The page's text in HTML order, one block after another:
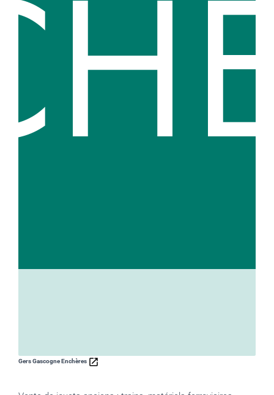
Gers Gascogne Enchères